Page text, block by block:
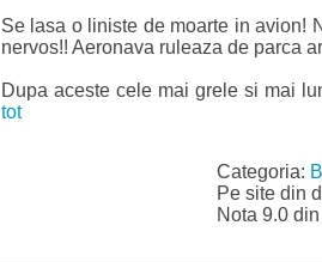
Se lasa o liniste de moarte in avion!
nervos!! Aeronava ruleaza de parca
Dupa aceste cele mai grele si mai
tot
Categoria:
Pe site din
Nota 9.0